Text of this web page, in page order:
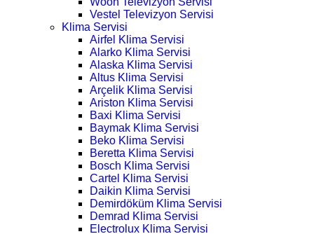
Vestel Televizyon Servisi
Klima Servisi
Airfel Klima Servisi
Alarko Klima Servisi
Alaska Klima Servisi
Altus Klima Servisi
Arçelik Klima Servisi
Ariston Klima Servisi
Baxi Klima Servisi
Baymak Klima Servisi
Beko Klima Servisi
Beretta Klima Servisi
Bosch Klima Servisi
Cartel Klima Servisi
Daikin Klima Servisi
Demirdöküm Klima Servisi
Demrad Klima Servisi
Electrolux Klima Servisi